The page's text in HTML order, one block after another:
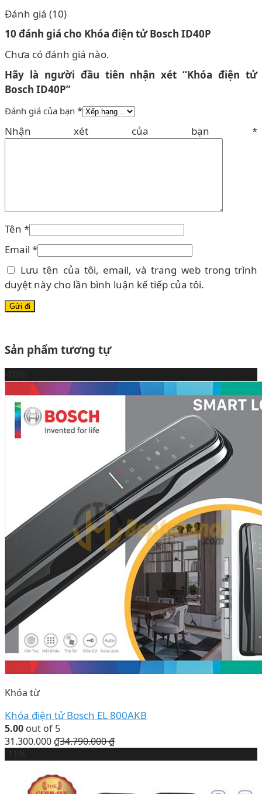
Đánh giá (10)
10 đánh giá cho Khóa điện tử Bosch ID40P
Chưa có đánh giá nào.
Hãy là người đầu tiên nhận xét “Khóa điện tử
Bosch ID40P”
Đánh giá của bạn *
Nhận xét của bạn *
Tên *
Email *
Lưu tên của tôi, email, và trang web trong trình
duyệt này cho lần bình luận kế tiếp của tôi.
Sản phẩm tương tự
Khóa từ
Khóa điện tử Bosch EL 800AKB
5.00 out of 5
31.300.000 ₫34.790.000₫